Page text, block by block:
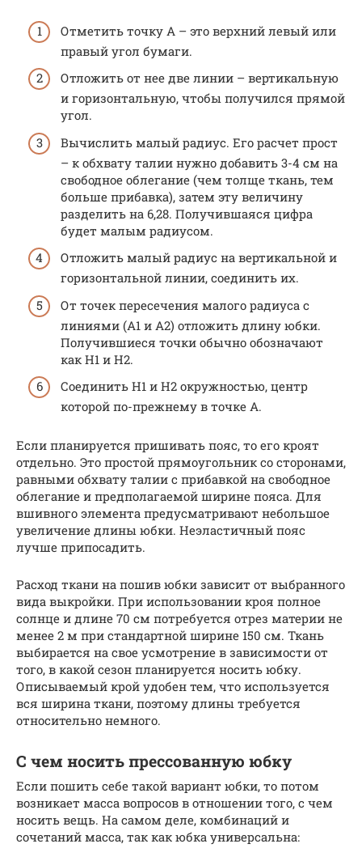
Отметить точку А – это верхний левый или
правый угол бумаги.
Отложить от нее две линии – вертикальную
и горизонтальную, чтобы получился прямой
угол.
Вычислить малый радиус. Его расчет прост
– к обхвату талии нужно добавить 3-4 см на
свободное облегание (чем толще ткань, тем
больше прибавка), затем эту величину
разделить на 6,28. Получившаяся цифра
будет малым радиусом.
Отложить малый радиус на вертикальной и
горизонтальной линии, соединить их.
От точек пересечения малого радиуса с
линиями (А1 и А2) отложить длину юбки.
Получившиеся точки обычно обозначают
как Н1 и Н2.
Соединить Н1 и Н2 окружностью, центр
которой по-прежнему в точке А.
Если планируется пришивать пояс, то его кроят
отдельно. Это простой прямоугольник со сторонами,
равными обхвату талии с прибавкой на свободное
облегание и предполагаемой ширине пояса. Для
вшивного элемента предусматривают небольшое
увеличение длины юбки. Неэластичный пояс
лучше припосадить.
Расход ткани на пошив юбки зависит от выбранного
вида выкройки. При использовании кроя полное
солнце и длине 70 см потребуется отрез материи не
менее 2 м при стандартной ширине 150 см. Ткань
выбирается на свое усмотрение в зависимости от
того, в какой сезон планируется носить юбку.
Описываемый крой удобен тем, что используется
вся ширина ткани, поэтому длины требуется
относительно немного.
С чем носить прессованную юбку
Если пошить себе такой вариант юбки, то потом
возникает масса вопросов в отношении того, с чем
носить вещь. На самом деле, комбинаций и
сочетаний масса, так как юбка универсальна: